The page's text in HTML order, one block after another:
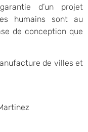
d’un projet
humains sont au
de conception que
de villes et